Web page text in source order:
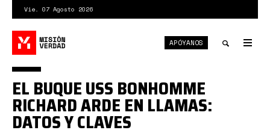
contenido
principal
Vie. 07 Agosto 2026
APÓYANOS
EL BUQUE USS BONHOMME
RICHARD ARDE EN LLAMAS:
DATOS Y CLAVES